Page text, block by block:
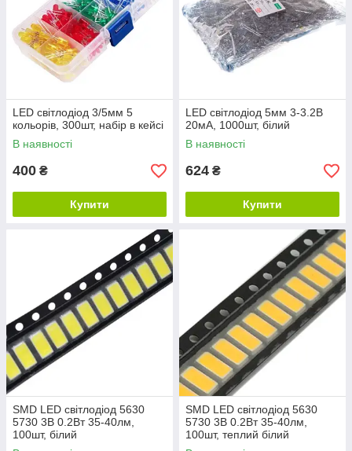
LED світлодіод 3/5мм 5
кольорів, 300шт, набір в кейсі
В наявності
400 ₴
Купити
LED світлодіод 5мм 3-3.2В
20мА, 1000шт, білий
В наявності
624 ₴
Купити
SMD LED світлодіод 5630
5730 3В 0.2Вт 35-40лм,
100шт, білий
SMD LED світлодіод 5630
5730 3В 0.2Вт 35-40лм,
100шт, теплий білий